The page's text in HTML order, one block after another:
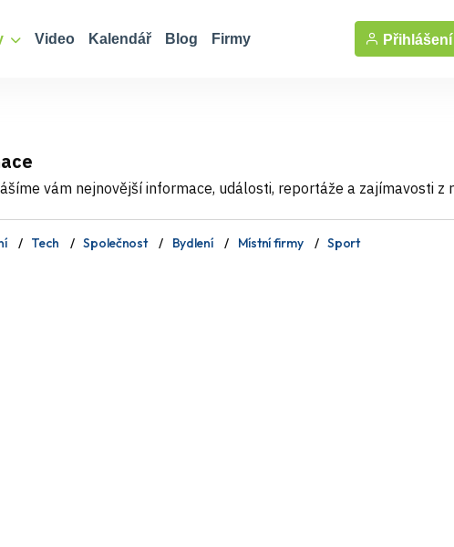
Video Kalendář Blog Firmy Přihlášení
vám nejnovější informace, události, reportáže a zajímavosti z
Tech Společnost Bydlení Místní firmy Sport